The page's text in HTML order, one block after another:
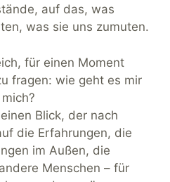
auf das, was
was sie uns zumuten.
für einen Moment
fragen: wie geht es mir
Blick, der nach
die Erfahrungen, die
im Außen, die
Menschen – für